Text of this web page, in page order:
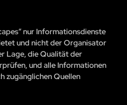
nur Informationsdienste
und nicht der Organisator
Lage, die Qualität der
und alle Informationen
zugänglichen Quellen